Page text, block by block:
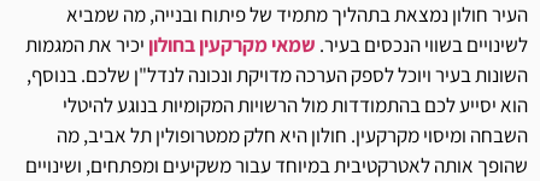
העיר חולון נמצאת בתהליך מתמיד של פיתוח ובנייה, מה שמביא
לשינויים בשווי הנכסים בעיר. שמאי מקרקעין בחולון יכיר את המגמות
השונות בעיר ויוכל לספק הערכה מדויקת ונכונה לנדל"ן שלכם. בנוסף,
הוא יסייע לכם בהתמודדות מול הרשויות המקומיות בנוגע להיטלי
השבחה ומיסוי מקרקעין. חולון היא חלק ממטרופולין תל אביב, מה
שהופך אותה לאטרקטיבית במיוחד עבור משקיעים ומפתחים, ושינויים